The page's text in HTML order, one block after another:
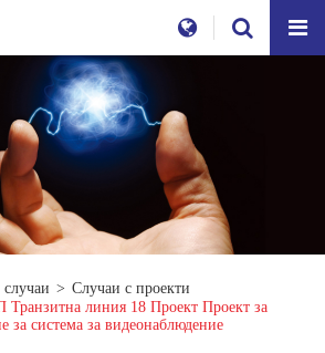
Случаи с проекти
линия 18 Проект Проект за
за система за видеонаблюдение